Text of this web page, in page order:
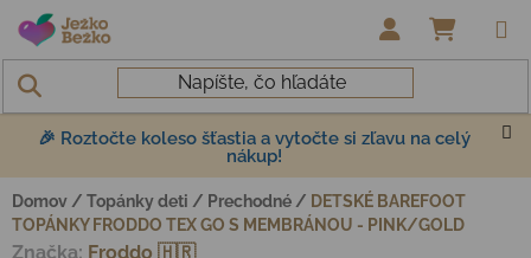
Prejsť na obsah
🎉 Roztočte koleso šťastia a vytočte si zľavu na celý
nákup!
Domov / Topánky deti / Prechodné / DETSKÉ BAREFOOT
TOPÁNKY FRODDO TEX GO S MEMBRÁNOU - PINK/GOLD
Značka: Froddo 🇭🇷